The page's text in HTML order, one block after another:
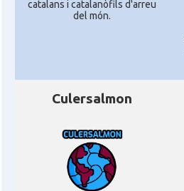
catalans i catalanòfils d'arreu
del món.
Culersalmon